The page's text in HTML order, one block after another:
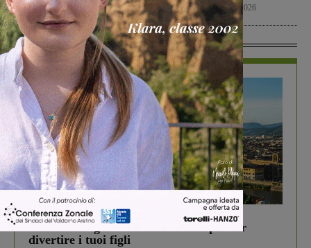
Calcio 7 Agosto 2026 Cronaca 7 Agosto 2026
In Vetrina
In vetrina 6 Agosto 2026
Gita di famiglia a Firenze: 5 idee per far
divertire i tuoi figli